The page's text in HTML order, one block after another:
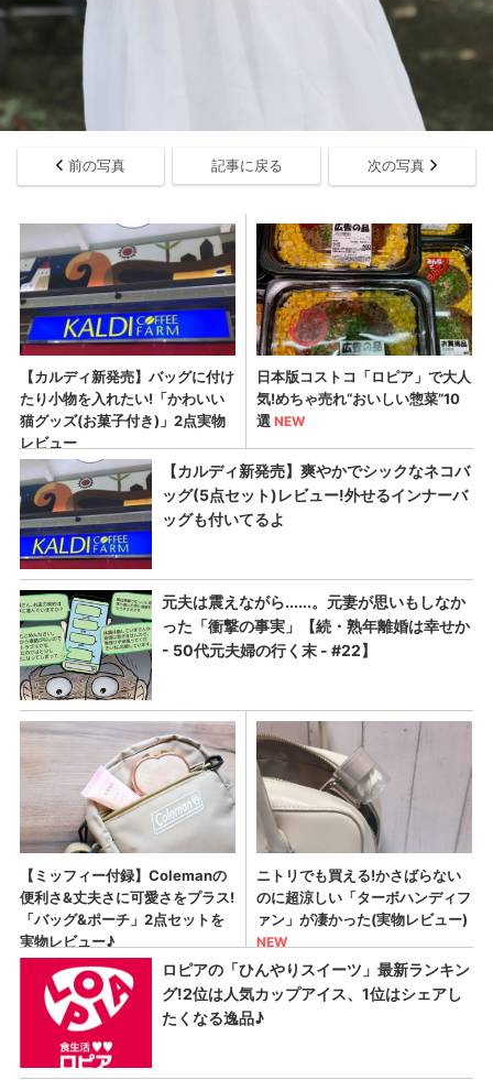
前の写真 記事に戻る 次の写真